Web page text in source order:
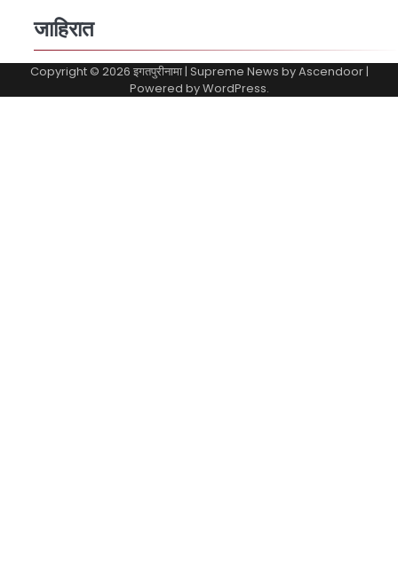
जाहिरात
Copyright © 2026 इगतपुरीनामा| Supreme News byAscendoor|
Powered byWordPress.